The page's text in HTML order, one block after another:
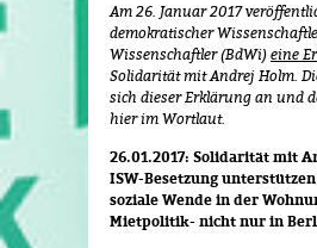
Am 26. Januar 2017
demokratischer
Wissenschaftler (BdWi)eine
Solidarität mit Andrej Holm.
sich dieser Erklärung an und
hier im Wortlaut.
26.01.2017: Solidarität mit
ISW-Besetzung
soziale Wende in der
Mietpolitik- nicht nur in